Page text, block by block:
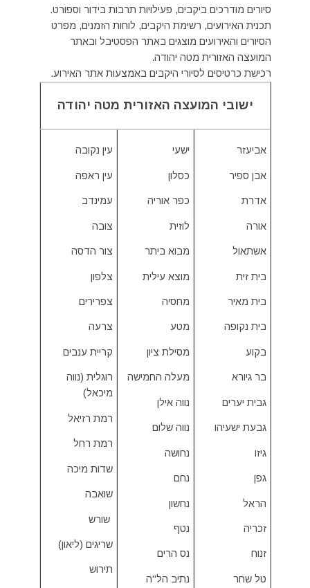
סיורים מודרכים ביקבים, פעילויות תרבות בידור וספורט.
תכנית האירועים, רשימת היקבים, לוחות הזמנים, מפרט
הסיורים והאירועים מוצגים באתר הפסטיבל ובאתר
המועצה האזורית מטה יהודה.
רכישת כרטיסים לסיורי היקבים באמצעות אתר האירוע.
ישובי המועצה האזורית מטה יהודה
אביעזר
אבן ספיר
אדרת
אורה
אשתאול
בית זית
בית מאיר
בית נקופה
בקוע
בר גיורא
גבית יערים
גבעת ישעיהו
גיזו
גפן
הראל
זכריה
זנוח
טל שחר
ישעי
כסלון
כפר אוריה
לוזית
מבוא ביתר
מוצא עילית
מחסיה
מטע
מסילת ציון
מעלה החמישה
נווה אילן
נווה שלום
נחושה
נחם
נחשון
נטף
נס הרים
נתיב הל"ה
עין נקובה
עין ראפה
עמינדב
צובה
צור הדסה
צלפון
צפרירים
צרעה
קריית ענבים
רוגלית (נווה
מיכאל)
רמת רזיאל
רמת רחל
שדות מיכה
שואבה
שורש
שריגים (ליאון)
תירוש